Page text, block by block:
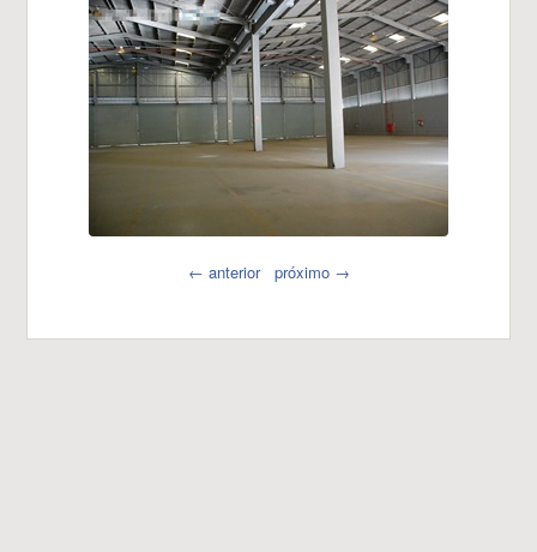
← anterior próximo →